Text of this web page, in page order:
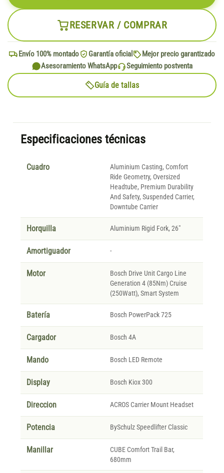
RESERVAR / COMPRAR
Envío 100% montado Garantía oficial
Mejor precio garantizado
Asesoramiento WhatsApp
Seguimiento postventa
Guía de tallas
Especificaciones técnicas
Cuadro
Aluminium Casting, Comfort
Ride Geometry, Oversized
Headtube, Premium Durability
And Safety, Suspended Carrier,
Downtube Carrier
Horquilla Aluminium Rigid Fork, 26"
Amortiguador -
Motor
Bosch Drive Unit Cargo Line
Generation 4 (85Nm) Cruise
(250Watt), Smart System
Batería Bosch PowerPack 725
Cargador Bosch 4A
Mando Bosch LED Remote
Display Bosch Kiox 300
Direccion ACROS Carrier Mount Headset
Potencia BySchulz Speedlifter Classic
Manillar
CUBE Comfort Trail Bar,
680mm